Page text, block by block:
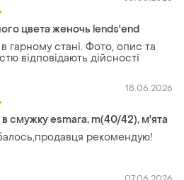
цвета женочь lends'end
гарному стані. Фото, опис та
відповідають дійсності
18.06.2026
смужку esmara, m(40/42), м'ята
рекомендую!